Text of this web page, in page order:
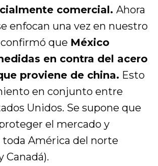
comercial.Ahora
enfocan una vez en nuestro
que México
en contra del acero
proviene de china. Esto
en conjunto entre
Unidos. Se supone que
el mercado y
América del norte
Canadá).